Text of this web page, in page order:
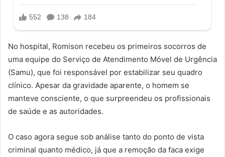
No hospital, Romison recebeu os primeiros socorros de
uma equipe do Serviço de Atendimento Móvel de Urgência
(Samu), que foi responsável por estabilizar seu quadro
clínico. Apesar da gravidade aparente, o homem se
manteve consciente, o que surpreendeu os profissionais
de saúde e as autoridades.
O caso agora segue sob análise tanto do ponto de vista
criminal quanto médico, já que a remoção da faca exige